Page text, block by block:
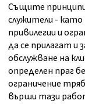
Същите
служители -
привилегии и
да се прилагат и
обслужване на
определен праг
ограничение
върши тази